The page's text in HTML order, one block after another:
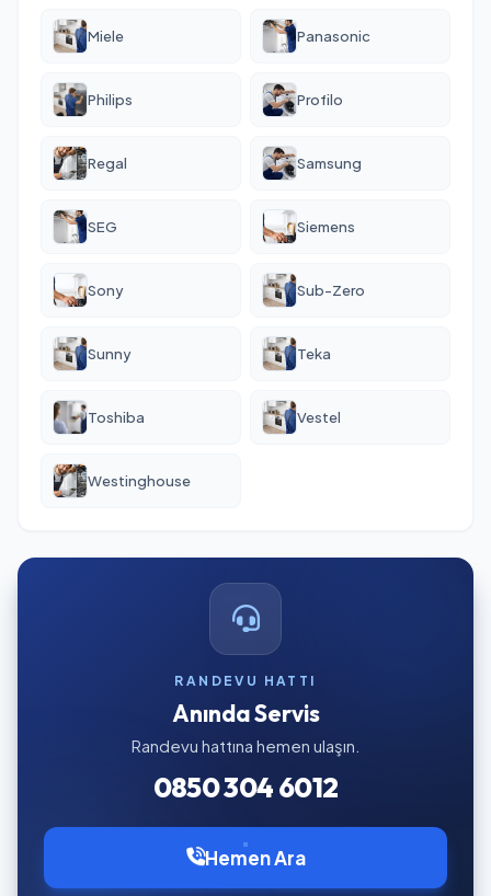
Miele Panasonic
Philips Profilo
Regal Samsung
SEG Siemens
Sony Sub-Zero
Sunny Teka
Toshiba Vestel
Westinghouse
RANDEVU HATTI
Anında Servis
Randevu hattına hemen ulaşın.
0850 304 6012
Hemen Ara